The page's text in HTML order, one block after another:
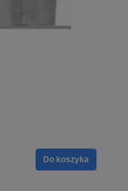
Do koszyka